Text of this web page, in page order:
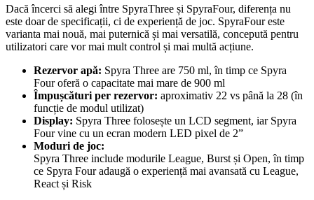
Dacă încerci să alegi între SpyraThree și SpyraFour, diferența nu
este doar de specificații, ci de experiență de joc. SpyraFour este
varianta mai nouă, mai puternică și mai versatilă, concepută pentru
utilizatori care vor mai mult control și mai multă acțiune.
Rezervor apă: Spyra Three are 750 ml, în timp ce Spyra
Four oferă o capacitate mai mare de 900 ml
Împușcături per rezervor: aproximativ 22 vs până la 28 (în
funcție de modul utilizat)
Display: Spyra Three folosește un LCD segment, iar Spyra
Four vine cu un ecran modern LED pixel de 2”
Moduri de joc:
Spyra Three include modurile League, Burst și Open, în timp
ce Spyra Four adaugă o experiență mai avansată cu League,
React și Risk